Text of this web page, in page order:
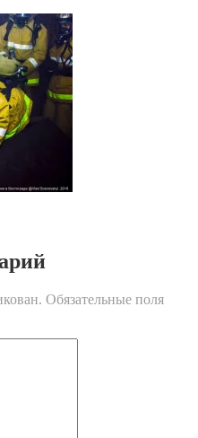
Обязательные поля